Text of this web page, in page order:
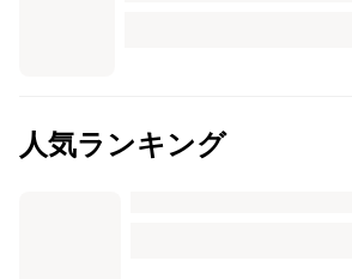
人気ランキング